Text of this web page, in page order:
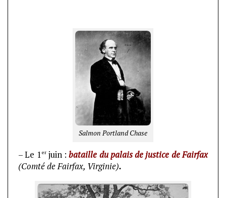
Salmon Portland Chase
– Le 1erjuin :bataille du palais de justice de Fairfax
(Comté de Fairfax, Virginie).